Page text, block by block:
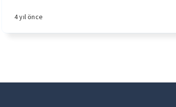
4 yıl önce